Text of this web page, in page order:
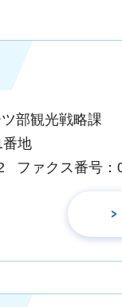
ツ部観光戦略課
番地
ファクス番号